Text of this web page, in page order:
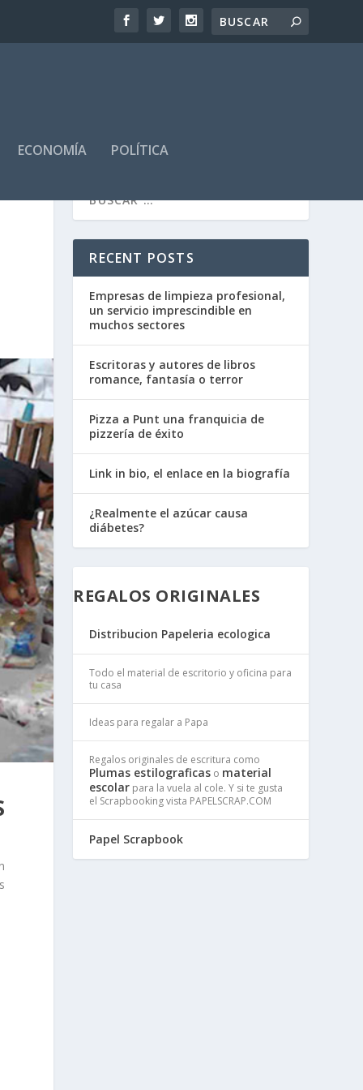
ECONOMÍA POLÍTICA
RECENT POSTS
Empresas de limpieza profesional,
un servicio imprescindible en
muchos sectores
Escritoras y autores de libros
romance, fantasía o terror
Pizza a Punt una franquicia de
pizzería de éxito
Link in bio, el enlace en la biografía
¿Realmente el azúcar causa
diábetes?
REGALOS ORIGINALES
Distribucion Papeleria ecologica
Todo el material de escritorio y oficina para
tu casa
Ideas para regalar a Papa
Regalos originales de escritura como
Plumas estilograficas o material
escolar para la vuela al cole. Y si te gusta
el Scrapbooking vista PAPELSCRAP.COM
Papel Scrapbook